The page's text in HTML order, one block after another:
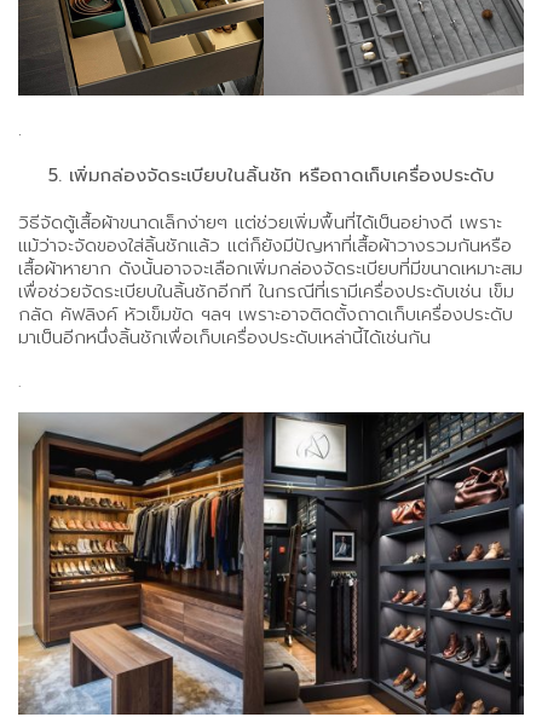
.
5. เพิ่มกล่องจัดระเบียบในลิ้นชัก หรือถาดเก็บเครื่องประดับ
วิธีจัดตู้เสื้อผ้าขนาดเล็กง่ายๆ แต่ช่วยเพิ่มพื้นที่ได้เป็นอย่างดี เพราะ
แม้ว่าจะจัดของใส่ลิ้นชักแล้ว แต่ก็ยังมีปัญหาที่เสื้อผ้าวางรวมกันหรือ
เสื้อผ้าหายาก ดังนั้นอาจจะเลือกเพิ่มกล่องจัดระเบียบที่มีขนาดเหมาะสม
เพื่อช่วยจัดระเบียบในลิ้นชักอีกที ในกรณีที่เรามีเครื่องประดับเช่น เข็ม
กลัด คัฟลิงค์ หัวเข็มขัด ฯลฯ เพราะอาจติดตั้งถาดเก็บเครื่องประดับ
มาเป็นอีกหนึ่งลิ้นชักเพื่อเก็บเครื่องประดับเหล่านี้ได้เช่นกัน
.